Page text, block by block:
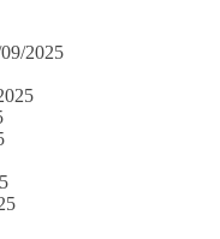
2025